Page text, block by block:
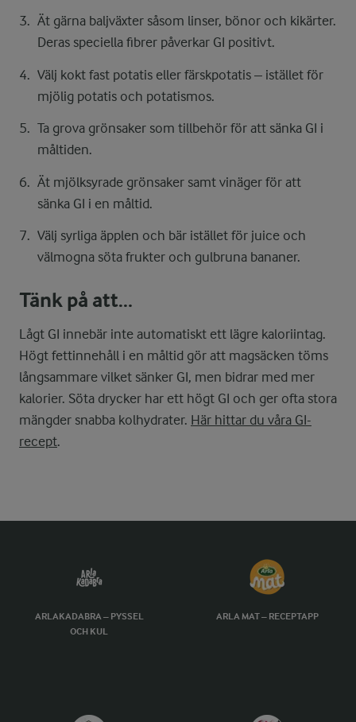
Ät gärna baljväxter såsom linser, bönor och kikärter.
Deras speciella fibrer påverkar GI positivt.
Välj kokt fast potatis eller färskpotatis – istället för
mjölig potatis och potatismos.
Ta grova grönsaker som tillbehör för att sänka GI i
måltiden.
Ät mjölksyrade grönsaker samt vinäger för att
sänka GI i en måltid.
Välj syrliga äpplen och bär istället för juice och
välmogna söta frukter och gulbruna bananer.
Tänk på att…
Lågt GI innebär inte automatiskt ett lägre kaloriintag.
Högt fettinnehåll i en måltid gör att magsäcken töms
långsammare vilket sänker GI, men bidrar med mer
kalorier. Söta drycker har ett högt GI och ger ofta stora
mängder snabba kolhydrater. Här hittar du våra GI-
recept.
ARLAKADABRA – PYSSEL
OCH KUL
ARLA MAT – RECEPTAPP